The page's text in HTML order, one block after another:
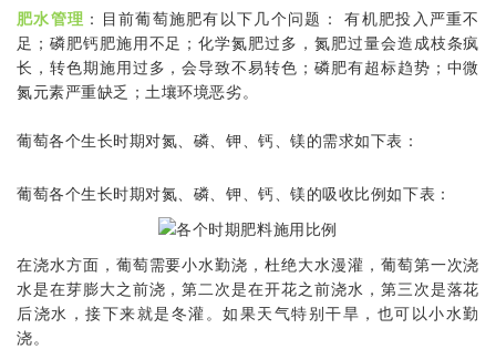
肥水管理 ：目前葡萄施肥有以下几个问题： 有机肥投入严重不
足；磷肥钙肥施用不足；化学氮肥过多，氮肥过量会造成枝条疯
长，转色期施用过多，会导致不易转色；磷肥有超标趋势；中微
氮元素严重缺乏；土壤环境恶劣。
葡萄各个生长时期对氮、磷、钾、钙、镁的需求如下表：
葡萄各个生长时期对氮、磷、钾、钙、镁的吸收比例如下表：
在浇水方面，葡萄需要小水勤浇，杜绝大水漫灌，葡萄第一次浇
水是在芽膨大之前浇，第二次是在开花之前浇水，第三次是落花
后浇水，接下来就是冬灌。如果天气特别干旱，也可以小水勤
浇。